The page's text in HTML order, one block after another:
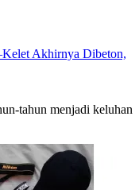
Akhirnya Dibeton,
tahun menjadi keluhan